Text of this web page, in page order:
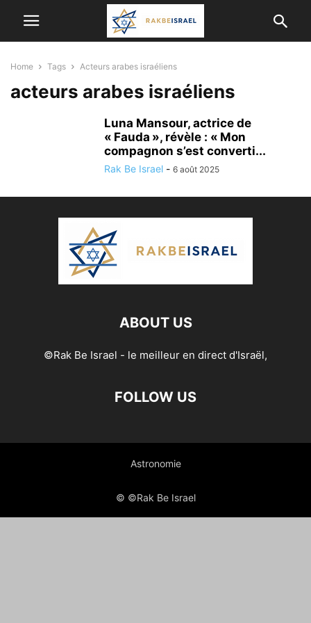
Home Tags Acteurs arabes israéliens
acteurs arabes israéliens
Luna Mansour, actrice de
« Fauda », révèle : « Mon
compagnon s’est converti...
Rak Be Israel - 6 août 2025
ABOUT US
©Rak Be Israel - le meilleur en direct d'Israël,
FOLLOW US
Astronomie
© ©Rak Be Israel